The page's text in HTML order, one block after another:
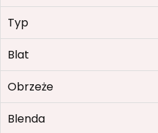
Typ
Blat
Obrzeże
Blenda